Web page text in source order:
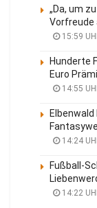
„Da, um
15:59
Hunderte
Euro
14:55
14:24
Fußball-
14:22